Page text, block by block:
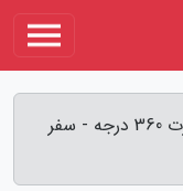
تور مجازی جزیره سانتورینی یونان بصورت 360 درجه - سفر